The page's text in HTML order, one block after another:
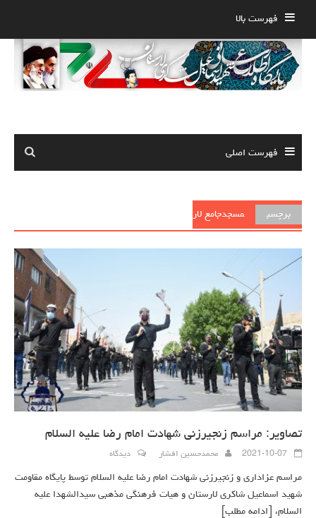
content
فهرست بالا
فهرست اصلی
برچسب مسجدجامع لار
تصاویر: مراسم زنجیرزنی شهادت امام رضا علیه السلام
2021-10-07 محمدحسین افشار دیدگاه
مراسم عزاداری و زنجیرزنی شهادت امام رضا علیه السلام توسط پایگاه مقاومت
شهید اسماعیل شاکری لارستان و هیات فرهنگی مذهبی سیدالشهدا علیه
السلام،
[ادامه مطلب]